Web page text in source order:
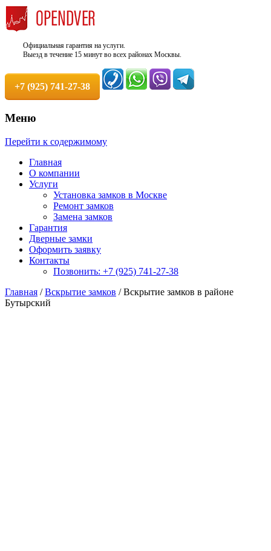
Официальная гарантия на услуги.
Выезд в течение 15 минут во всех районах Москвы.
+7 (925) 741-27-38
Служба вскрытия и ремонта
замков +7 (925) 741-27-38
Круглосуточно. 100% Гарантия!
Меню
Перейти к содержимому
Главная
О компании
Услуги
Установка замков в Москве
Ремонт замков
Замена замков
Гарантия
Дверные замки
Оформить заявку
Контакты
Позвонить: +7 (925) 741-27-38
Главная /Вскрытие замков / Вскрытие замков в районе
Бутырский